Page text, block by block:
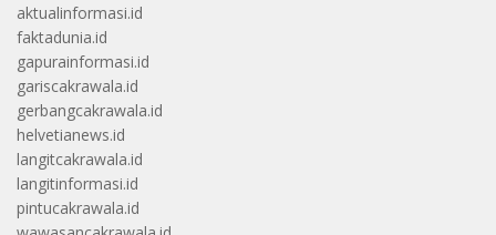
aktualinformasi.id
faktadunia.id
gapurainformasi.id
gariscakrawala.id
gerbangcakrawala.id
helvetianews.id
langitcakrawala.id
langitinformasi.id
pintucakrawala.id